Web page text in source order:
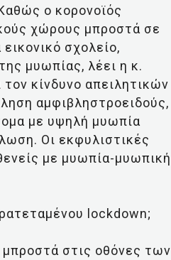
ο κορονοϊός
χώρους μπροστά σε
σχολείο,
μυωπίας, λέει η κ.
κίνδυνο απειλητικών
αμφιβληστροειδούς,
με υψηλή μυωπία
Οι εκφυλιστικές
με μυωπία-μυωπική
lockdown;
μπροστά στις οθόνες των